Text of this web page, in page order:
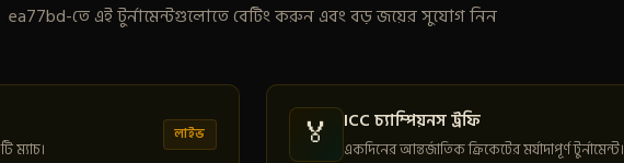
ea77bd-তে এই টুর্নামেন্টগুলোতে বেটিং করুন এবং বড় জয়ের সুযোগ নিন
ম্যাচ।
লাইভ 🏅 ICC চ্যাম্পিয়নস ট্রফি
একদিনের আন্তর্জাতিক ক্রিকেটের মর্যাদাপূর্ণ টুর্নামেন্ট।